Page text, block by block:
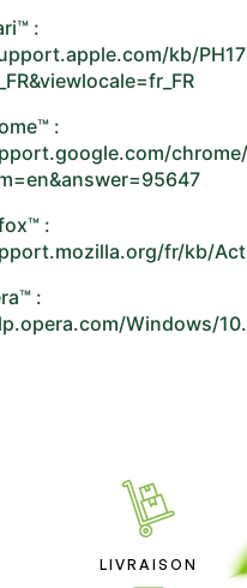
:
kb/
:
:
fr/kb/
:
Windows/
LIVRAISON